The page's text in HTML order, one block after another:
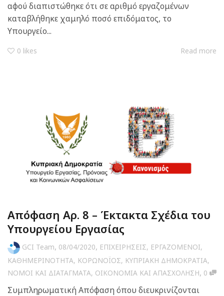
αφού διαπιστώθηκε ότι σε αριθμό εργαζομένων
καταβλήθηκε χαμηλό ποσό επιδόματος, το
Υπουργείο...
0 likes Read more
Απόφαση Αρ. 8 – Έκτακτα Σχέδια του
Υπουργείου Εργασίας
GCI Team, 08/04/2020, ΕΠΙΧΕΙΡΗΣΕΙΣ, ΕΡΓΑΖΟΜΕΝΟΙ,
ΚΑΘΗΜΕΡΙΝΟΤΗΤΑ, ΚΟΡΩΝΟΪΟΣ, ΚΥΠΡΙΑΚΗ ΔΗΜΟΚΡΑΤΙΑ,
ΝΟΜΟΙ ΚΑΙ ΔΙΑΤΑΓΜΑΤΑ, ΟΙΚΟΝΟΜΙΑ ΚΑΙ ΑΠΑΣΧΟΛΗΣΗ, 0
Συμπληρωματική Απόφαση όπου διευκρινίζονται